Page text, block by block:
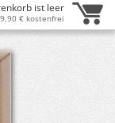
ist leer
€ kostenfrei